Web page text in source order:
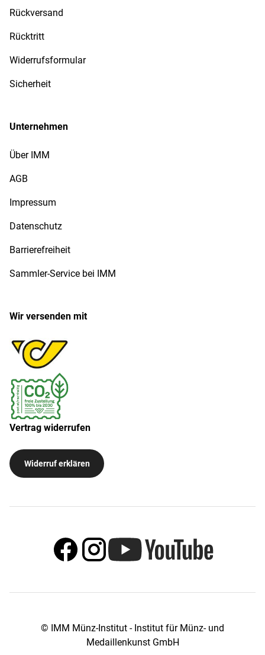
Rückversand
Rücktritt
Widerrufsformular
Sicherheit
Unternehmen
Über IMM
AGB
Impressum
Datenschutz
Barrierefreiheit
Sammler-Service bei IMM
Wir versenden mit
Vertrag widerrufen
Widerruf erklären
© IMM Münz-Institut - Institut für Münz- und
Medaillenkunst GmbH